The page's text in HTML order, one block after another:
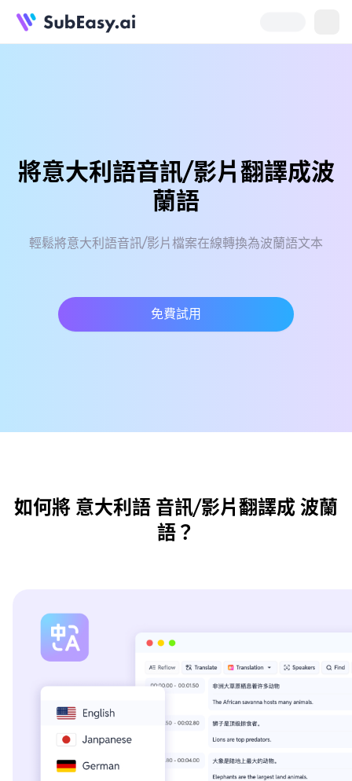
將意大利語音訊/影片翻譯成波
蘭語
輕鬆將意大利語音訊/影片檔案在線轉換為波蘭語文本
免費試用
如何將 意大利語 音訊/影片翻譯成 波蘭
語？